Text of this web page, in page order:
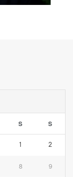
S S
1 2
8 9